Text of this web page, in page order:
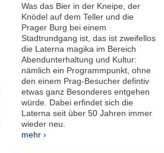
Was das Bier in der Kneipe, der
Knödel auf dem Teller und die
Prager Burg bei einem
Stadtrundgang ist, das ist zweifellos
die Laterna magika im Bereich
Abendunterhaltung und Kultur:
nämlich ein Programmpunkt, ohne
den einem Prag-Besucher defintiv
etwas ganz Besonderes entgehen
würde. Dabei erfindet sich die
Laterna seit über 50 Jahren immer
wieder neu.
mehr ›